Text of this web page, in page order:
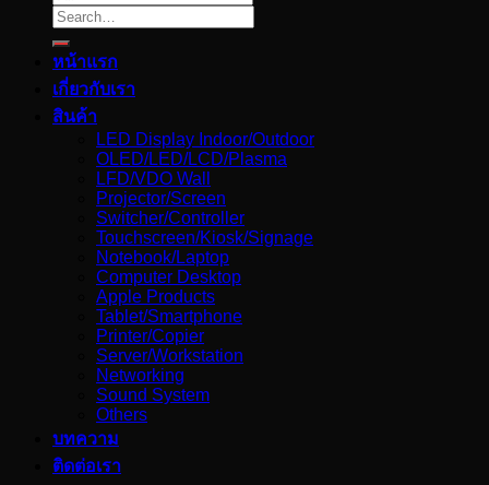
Search
for:
หน้าแรก
เกี่ยวกับเรา
สินค้า
LED Display Indoor/Outdoor
OLED/LED/LCD/Plasma
LFD/VDO Wall
Projector/Screen
Switcher/Controller
Touchscreen/Kiosk/Signage
Notebook/Laptop
Computer Desktop
Apple Products
Tablet/Smartphone
Printer/Copier
Server/Workstation
Networking
Sound System
Others
บทความ
ติดต่อเรา